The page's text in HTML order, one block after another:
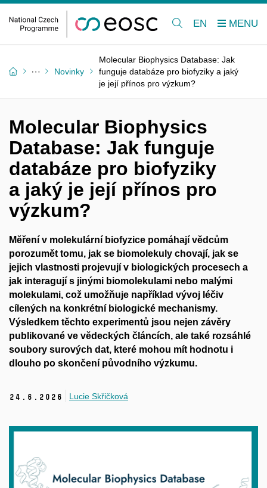
EN
Novinky
Molecular Biophysics Database: Jak
funguje databáze pro biofyziky a jaký
je její přínos pro výzkum?
Molecular Biophysics
Database: Jak funguje
databáze pro biofyziky
a jaký je její přínos pro
výzkum?
Měření v molekulární biofyzice pomáhají vědcům
porozumět tomu, jak se biomolekuly chovají, jak se
jejich vlastnosti projevují v biologických procesech a
jak interagují s jinými biomolekulami nebo malými
molekulami, což umožňuje například vývoj léčiv
cílených na konkrétní biologické mechanismy.
Výsledkem těchto experimentů jsou nejen závěry
publikované ve vědeckých článcích, ale také rozsáhlé
soubory surových dat, které mohou mít hodnotu i
dlouho po skončení původního výzkumu.
24. 6. 2026 Lucie Skřičková